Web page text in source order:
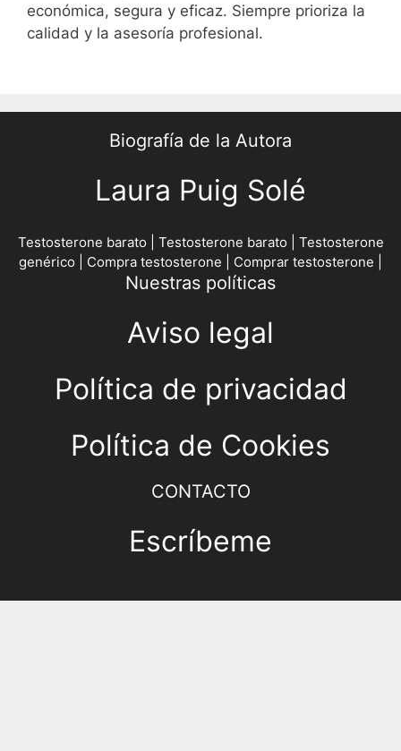
económica, segura y eficaz. Siempre prioriza la
calidad y la asesoría profesional.
Biografía de la Autora
Laura Puig Solé
Testosterone barato Testosterone barato
Testosterone
genérico
Compra testosterone Comprar testosterone
Nuestras políticas
Aviso legal
Política de privacidad
Política de Cookies
CONTACTO
Escríbeme